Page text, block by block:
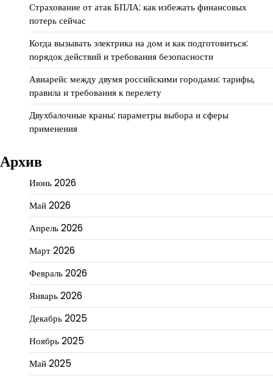
Страхование от атак БПЛА: как избежать финансовых
потерь сейчас
Когда вызывать электрика на дом и как подготовиться:
порядок действий и требования безопасности
Авиарейс между двумя российскими городами: тарифы,
правила и требования к перелету
Двухбалочные краны: параметры выбора и сферы
применения
Архив
Июнь 2026
Май 2026
Апрель 2026
Март 2026
Февраль 2026
Январь 2026
Декабрь 2025
Ноябрь 2025
Май 2025